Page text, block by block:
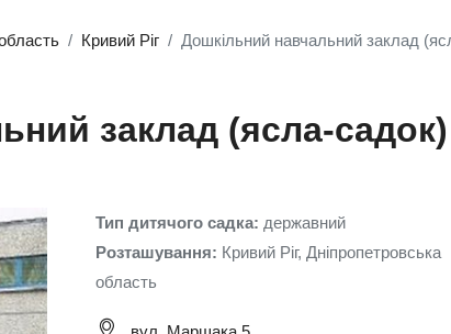
Кривий Ріг Дошкільний навчальний заклад
заклад (ясла-садок)
Тип дитячого садка: державний
Розташування: Кривий Ріг, Дніпропетровська
область